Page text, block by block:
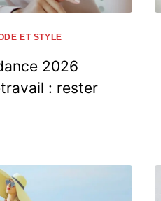
ET STYLE
2026
: rester